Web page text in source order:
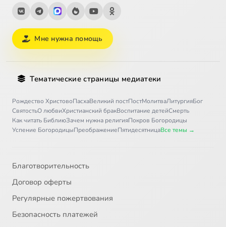
Мне нужна помощь
Тематические страницы медиатеки
Рождество ХристовоПасхаВеликий постПостМолитваЛитургияБог
СвятостьО любвиХристианский бракВоспитание детейСмерть
Как читать БиблиюЗачем нужна религияПокров Богородицы
Успение БогородицыПреображениеПятидесятницаВсе темы →
Благотворительность
Договор оферты
Регулярные пожертвования
Безопасность платежей